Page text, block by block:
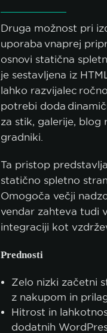
Druga možnost pri
uporaba vnaprej
osnovi statična
je sestavljena iz
lahko razvijalec
potrebi doda
za stik, galerije, blog
gradniki.
Ta pristop
statično spletno
Omogoča večji
vendar zahteva tudi
integraciji kot
Prednosti
Zelo nizki začetni
z nakupom in
Hitrost in
dodatnih